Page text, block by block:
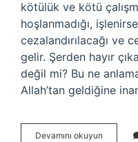
kötülük ve kötü
hoşlanmadığı,
cezalandırılacağı ve
gelir. Şerden hayır
değil mi? Bu ne
Allah’tan geldiğine
Devamını okuyun